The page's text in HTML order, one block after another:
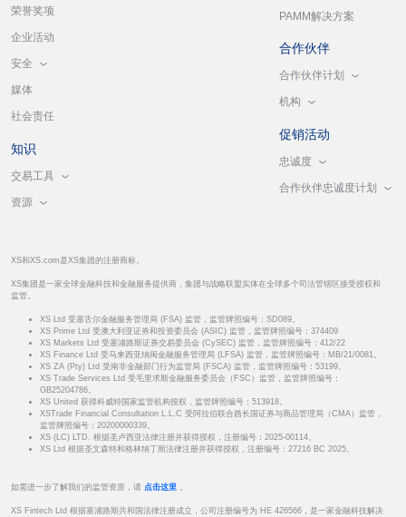
荣誉奖项
企业活动
安全
媒体
社会责任
知识
交易工具
资源
PAMM解决方案
合作伙伴
合作伙伴计划
机构
促销活动
忠诚度
合作伙伴忠诚度计划
XS和XS.com是XS集团的注册商标。
XS集团是一家全球金融科技和金融服务提供商，集团与战略联盟实体在全球多个司法管辖区接受授权和
监管。
XS Ltd 受塞舌尔金融服务管理局 (FSA) 监管，监管牌照编号：SD089。
XS Prime Ltd 受澳大利亚证券和投资委员会 (ASIC) 监管，监管牌照编号：374409
XS Markets Ltd 受塞浦路斯证券交易委员会 (CySEC) 监管，监管牌照编号：412/22
XS Finance Ltd 受马来西亚纳闽金融服务管理局 (LFSA) 监管，监管牌照编号：MB/21/0081。
XS ZA (Pty) Ltd 受南非金融部门行为监管局 (FSCA) 监管，监管牌照编号：53199。
XS Trade Services Ltd 受毛里求斯金融服务委员会（FSC）监管，监管牌照编号：
GB25204786。
XS United 获得科威特国家监管机构授权，监管牌照编号：513918。
XSTrade Financial Consultation L.L.C 受阿拉伯联合酋长国证券与商品管理局（CMA）监管，
监管牌照编号：20200000339。
XS (LC) LTD. 根据圣卢西亚法律注册并获得授权，注册编号：2025-00114。
XS Ltd 根据圣文森特和格林纳丁斯法律注册并获得授权，注册编号：27216 BC 2025。
如需进一步了解我们的监管资质，请 点击这里 。
XS Fintech Ltd 根据塞浦路斯共和国法律注册成立，公司注册编号为 HE 426566，是一家金融科技解决